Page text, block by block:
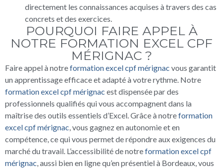
directement les connaissances acquises à travers des cas
concrets et des exercices.
POURQUOI FAIRE APPEL À
NOTRE FORMATION EXCEL CPF
MÉRIGNAC ?
Faire appel à notreformation excel cpf mérignac vous garantit
un apprentissage efficace et adapté à votre rythme. Notre
formation excel cpf mérignac est dispensée par des
professionnels qualifiés qui vous accompagnent dans la
maîtrise des outils essentiels d’Excel. Grâce à notreformation
excel cpf mérignac, vous gagnez en autonomie et en
compétence, ce qui vous permet de répondre aux exigences du
marché du travail. L’accessibilité de notreformation excel cpf
mérignac, aussi bien en ligne qu’en présentiel à Bordeaux, vous